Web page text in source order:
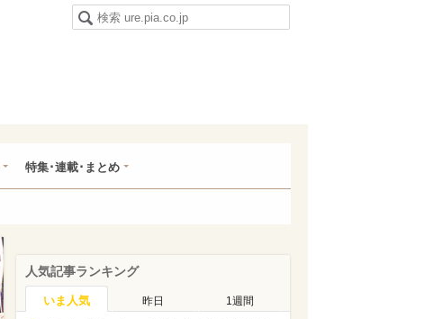
特集･連載･まとめ
人気記事ランキング
いま人気 昨日 1週間